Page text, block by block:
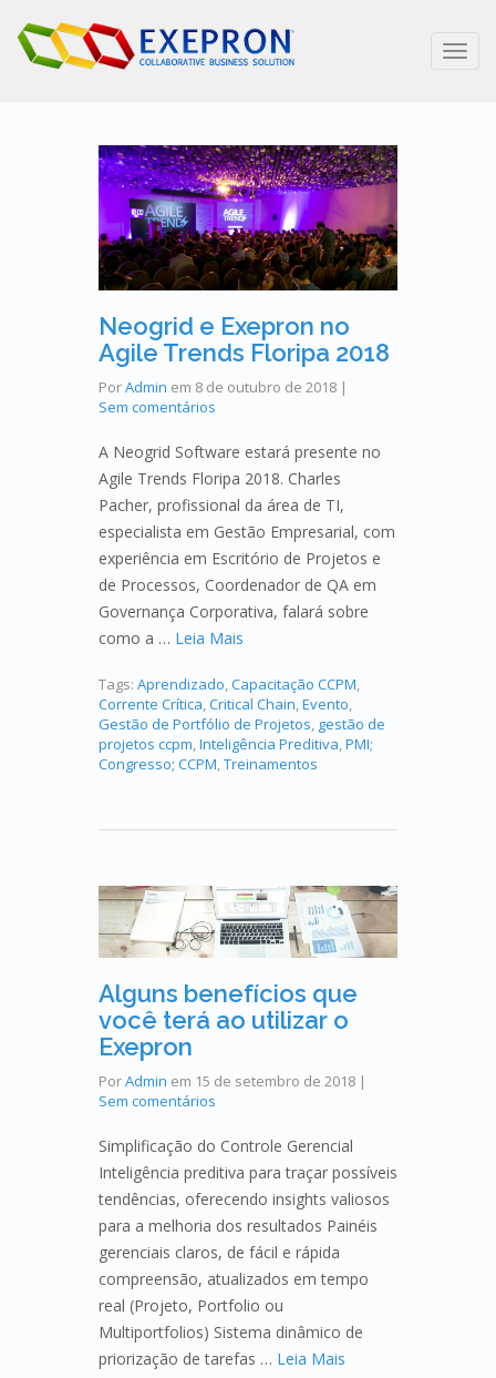
Neogrid e Exepron no
Agile Trends Floripa 2018
PorAdmin em 8 de outubro de 2018 |
Sem comentários
A Neogrid Software estará presente no
Agile Trends Floripa 2018. Charles
Pacher, profissional da área de TI,
especialista em Gestão Empresarial, com
experiência em Escritório de Projetos e
de Processos, Coordenador de QA em
Governança Corporativa, falará sobre
como a … Leia Mais
Tags: Aprendizado,Capacitação CCPM,
Corrente Crítica,Critical Chain,Evento,
Gestão de Portfólio de Projetos, gestão de
projetos ccpm,Inteligência Preditiva,PMI;
Congresso; CCPM,Treinamentos
Alguns benefícios que
você terá ao utilizar o
Exepron
PorAdmin em 15 de setembro de 2018 |
Sem comentários
Simplificação do Controle Gerencial
Inteligência preditiva para traçar possíveis
tendências, oferecendo insights valiosos
para a melhoria dos resultados Painéis
gerenciais claros, de fácil e rápida
compreensão, atualizados em tempo
real (Projeto, Portfolio ou
Multiportfolios) Sistema dinâmico de
priorização de tarefas … Leia Mais